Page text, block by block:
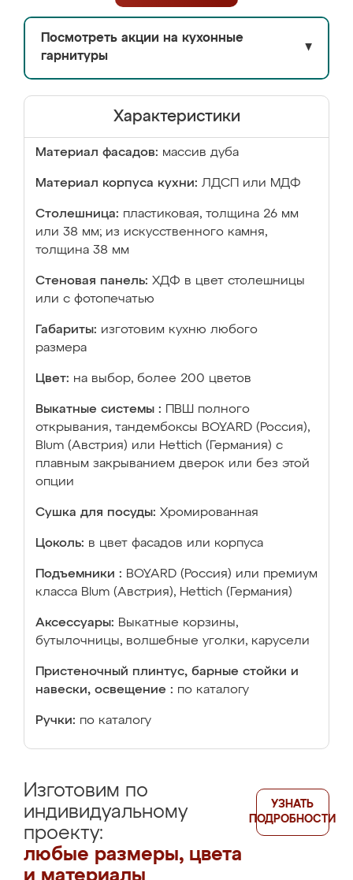
Посмотреть акции на кухонные
гарнитуры
▼
Характеристики
Материал фасадов: массив дуба
Материал корпуса кухни: ЛДСП или МДФ
Столешница: пластиковая, толщина 26 мм
или 38 мм; из искусственного камня,
толщина 38 мм
Стеновая панель: ХДФ в цвет столешницы
или с фотопечатью
Габариты: изготовим кухню любого
размера
Цвет: на выбор, более 200 цветов
Выкатные системы :
ПВШ полного
открывания, тандембоксы BOYARD (Россия),
Blum (Австрия) или Hettich (Германия) с
плавным закрыванием дверок или без этой
опции
Сушка для посуды: Хромированная
Цоколь: в цвет фасадов или корпуса
Подъемники : BOYARD (Россия) или премиум
класса Blum (Австрия), Hettich (Германия)
Аксессуары: Выкатные корзины,
бутылочницы, волшебные уголки, карусели
Пристеночный плинтус, барные стойки и
навески, освещение : по каталогу
Ручки: по каталогу
Изготовим по
индивидуальному
проекту:
любые размеры, цвета
и материалы
УЗНАТЬ
ПОДРОБНОСТИ